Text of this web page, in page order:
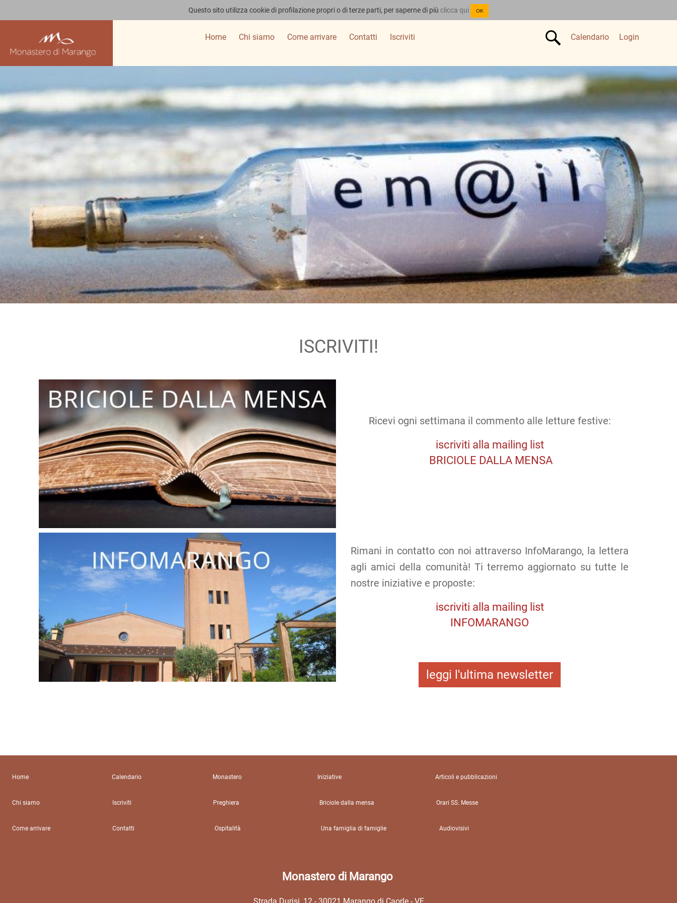
Questo sito utilizza cookie di profilazione propri o di terze parti, per saperne di più clicca qui OK
Home Chi siamo Come arrivare Contatti Iscriviti Calendario Login
ISCRIVITI!
Ricevi ogni settimana il commento alle letture festive:
iscriviti alla mailing list
BRICIOLE DALLA MENSA
Rimani in contatto con noi attraverso InfoMarango, la lettera
agli amici della comunità! Ti terremo aggiornato su tutte le
nostre iniziative e proposte:
iscriviti alla mailing list
INFOMARANGO
leggi l'ultima newsletter
Home Calendario Monastero Iniziative Articoli e pubblicazioni
Chi siamo Iscriviti Preghiera Briciole dalla mensa Orari SS. Messe
Come arrivare Contatti Ospitalità Una famiglia di famiglie Audiovisivi
Monastero di Marango